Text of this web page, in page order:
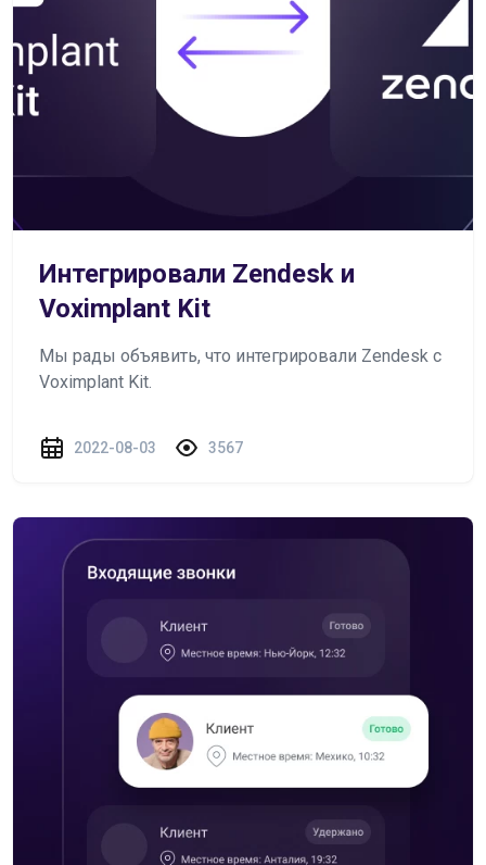
Интегрировали Zendesk и
Voximplant Kit
Мы рады объявить, что интегрировали Zendesk с
Voximplant Kit.
2022-08-03 3567